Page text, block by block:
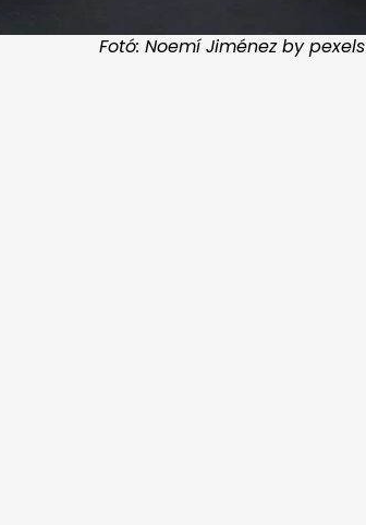
Fotó: Noemí Jiménez by pexels